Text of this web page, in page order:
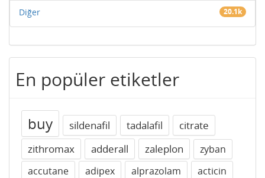
Diğer 20.1k
En popüler etiketler
buy sildenafil tadalafil
citrate
zithromax
adderall zaleplon
zyban
accutane
adipex alprazolam
acticin